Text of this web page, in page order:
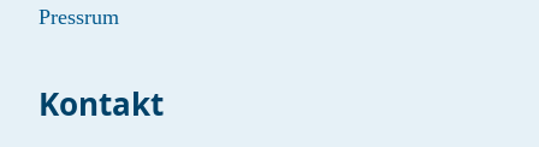
Pressrum
Kontakt